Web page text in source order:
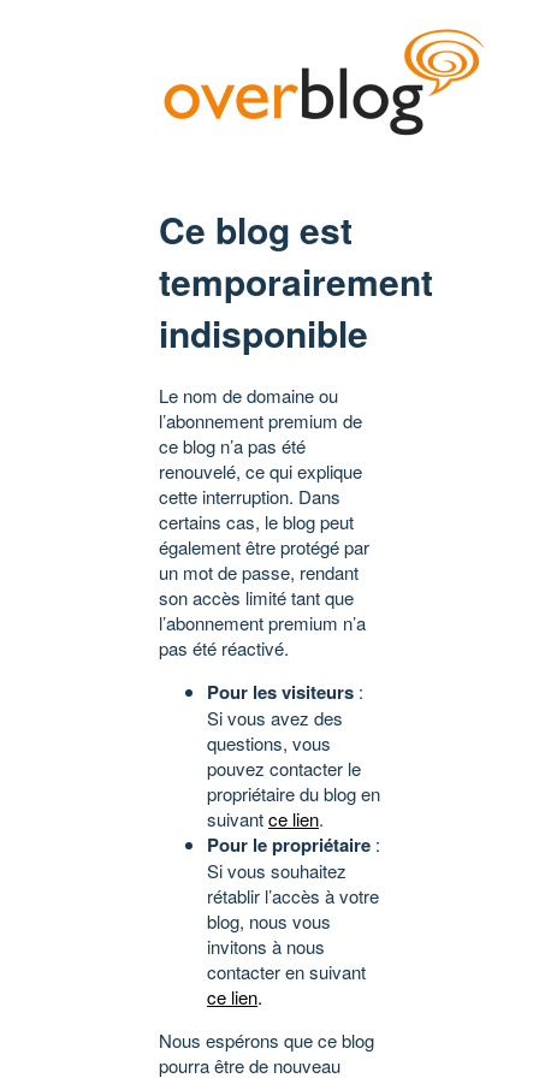
Ce blog est
temporairement
indisponible
Le nom de domaine ou
l’abonnement premium de
ce blog n’a pas été
renouvelé, ce qui explique
cette interruption. Dans
certains cas, le blog peut
également être protégé par
un mot de passe, rendant
son accès limité tant que
l’abonnement premium n’a
pas été réactivé.
Pour les visiteurs :
Si vous avez des
questions, vous
pouvez contacter le
propriétaire du blog en
suivantce lien.
Pour le propriétaire :
Si vous souhaitez
rétablir l’accès à votre
blog, nous vous
invitons à nous
contacter en suivant
ce lien.
Nous espérons que ce blog
pourra être de nouveau